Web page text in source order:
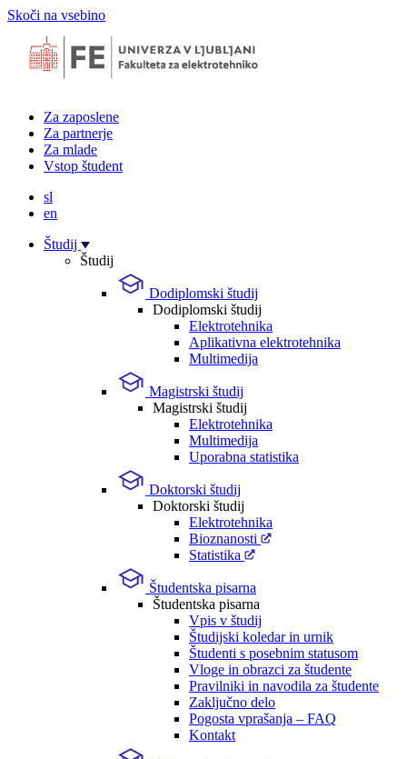
Skoči na vsebino
Za zaposlene
Za partnerje
Za mlade
Vstop študent
sl
en
Študij
Študij
Dodiplomski študij
Dodiplomski študij
Elektrotehnika
Aplikativna elektrotehnika
Multimedija
Magistrski študij
Magistrski študij
Elektrotehnika
Multimedija
Uporabna statistika
Doktorski študij
Doktorski študij
Elektrotehnika
Bioznanosti
Statistika
Študentska pisarna
Študentska pisarna
Vpis v študij
Študijski koledar in urnik
Študenti s posebnim statusom
Vloge in obrazci za študente
Pravilniki in navodila za študente
Zaključno delo
Pogosta vprašanja – FAQ
Kontakt